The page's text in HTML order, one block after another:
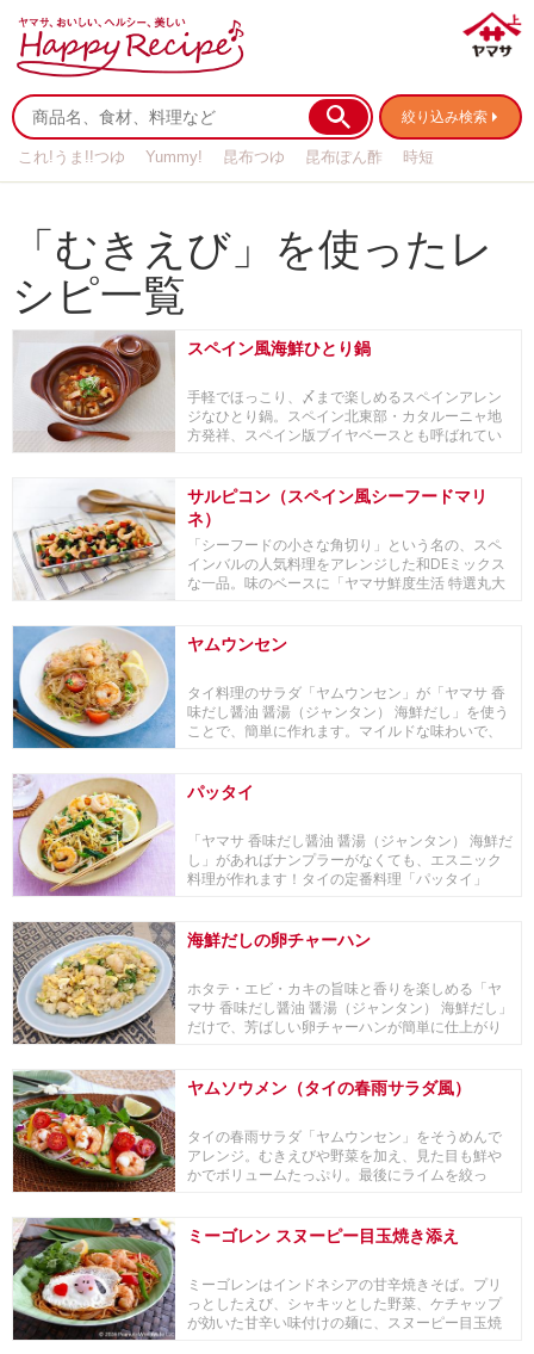
絞り込み検索
これ!うま!!つゆ Yummy! 昆布つゆ 昆布ぽん酢
時短
「むきえび」を使ったレ
シピ一覧
スペイン風海鮮ひとり鍋
手軽でほっこり、〆まで楽しめるスペインアレン
ジなひとり鍋。スペイン北東部・カタルーニャ地
方発祥、スペイン版ブイヤベースとも呼ばれてい
サルピコン（スペイン風シーフードマリ
ネ）
「シーフードの小さな角切り」という名の、スペ
インバルの人気料理をアレンジした和DEミックス
な一品。味のベースに「ヤマサ鮮度生活 特選丸大
ヤムウンセン
タイ料理のサラダ「ヤムウンセン」が「ヤマサ 香
味だし醤油 醤湯（ジャンタン） 海鮮だし」を使う
ことで、簡単に作れます。マイルドな味わいで、
パッタイ
「ヤマサ 香味だし醤油 醤湯（ジャンタン） 海鮮だ
し」があればナンプラーがなくても、エスニック
料理が作れます！タイの定番料理「パッタイ」
海鮮だしの卵チャーハン
ホタテ・エビ・カキの旨味と香りを楽しめる「ヤ
マサ 香味だし醤油 醤湯（ジャンタン） 海鮮だし」
だけで、芳ばしい卵チャーハンが簡単に仕上がり
ヤムソウメン（タイの春雨サラダ風）
タイの春雨サラダ「ヤムウンセン」をそうめんで
アレンジ。むきえびや野菜を加え、見た目も鮮や
かでボリュームたっぷり。最後にライムを絞っ
ミーゴレン スヌーピー目玉焼き添え
ミーゴレンはインドネシアの甘辛焼きそば。プリ
っとしたえび、シャキッとした野菜、ケチャップ
が効いた甘辛い味付けの麺に、スヌーピー目玉焼